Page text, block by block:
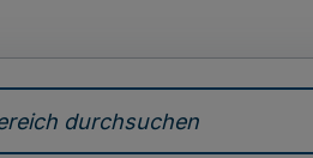
durchsuchen